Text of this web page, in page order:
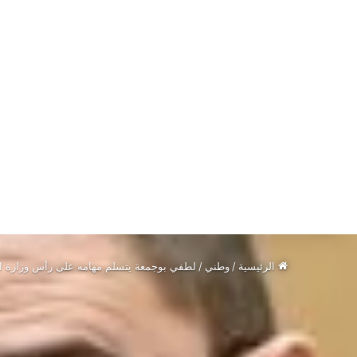
الرئيسية / وطني / لطفي بوجمعة يتسلم مهامه على رأس وزارة